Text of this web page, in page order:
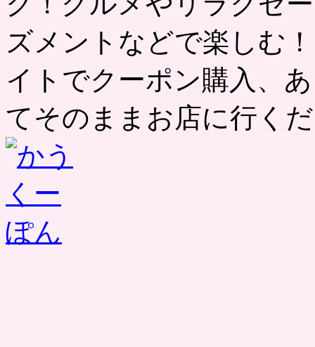
ズメントなどで楽しむ
イトでクーポン購入、
てそのままお店に行く